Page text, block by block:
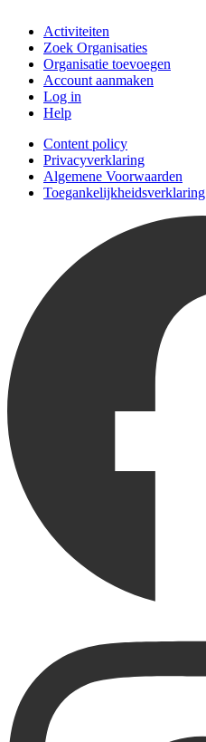
Activiteiten
Zoek Organisaties
Organisatie toevoegen
Account aanmaken
Log in
Help
Content policy
Privacyverklaring
Algemene Voorwaarden
Toegankelijkheidsverklaring